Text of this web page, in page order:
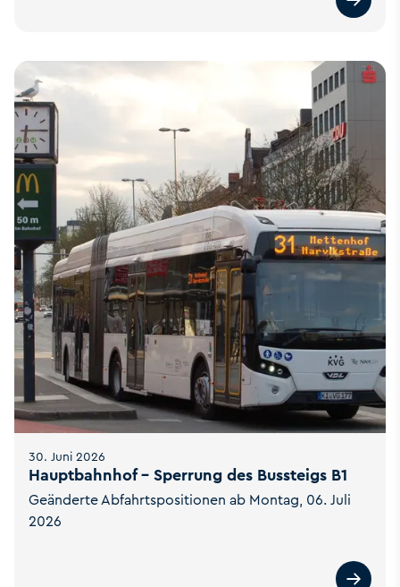
Hauptbahnhof - Sperrung des Bussteigs B1
30. Juni 2026
Geänderte Abfahrtspositionen ab Montag, 06. Juli
2026